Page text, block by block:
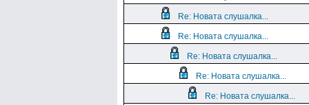
Re: Новата слушалка...
Re: Новата слушалка...
Re: Новата слушалка...
Re: Новата слушалка...
Re: Новата слушалка...